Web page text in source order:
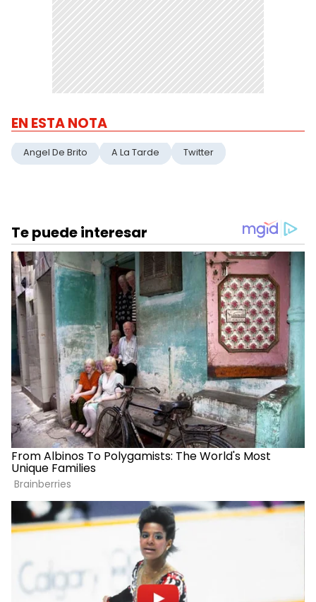
EN ESTA NOTA
Angel De Brito A La Tarde Twitter